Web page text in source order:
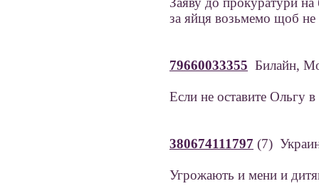
за яйця возьмемо щоб не
79660033355 Билайн,
Если не оставите Ольгу
380674111797 (7)
Угрожають и мени и